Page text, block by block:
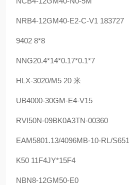
NRB4-12GM40-E2-C-V1 183727
9402 8*8
NNG20.4*14*0.17*0.1*7
HLX-3020/M5 20 米
UB4000-30GM-E4-V15
RVI50N-09BK0A3TN-00360
EAM5801.13/4096MB-10-RL/S651
K50 11F4JY*15F4
NBN8-12GM50-E0